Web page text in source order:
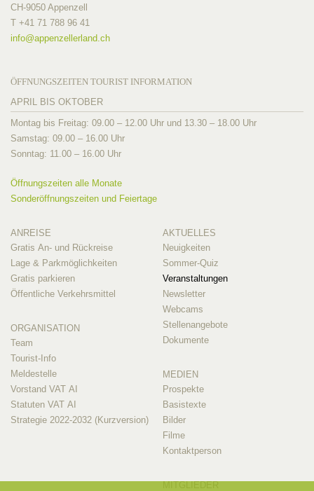
CH-9050 Appenzell
T +41 71 788 96 41
info@appenzellerland.ch
ÖFFNUNGSZEITEN TOURIST INFORMATION
APRIL BIS OKTOBER
Montag bis Freitag: 09.00 – 12.00 Uhr und 13.30 – 18.00 Uhr
Samstag: 09.00 – 16.00 Uhr
Sonntag: 11.00 – 16.00 Uhr
Öffnungszeiten alle Monate
Sonderöffnungszeiten und Feiertage
ANREISE
Gratis An- und Rückreise
Lage & Parkmöglichkeiten
Gratis parkieren
Öffentliche Verkehrsmittel
ORGANISATION
Team
Tourist-Info
Meldestelle
Vorstand VAT AI
Statuten VAT AI
Strategie 2022-2032 (Kurzversion)
AKTUELLES
Neuigkeiten
Sommer-Quiz
Veranstaltungen
Newsletter
Webcams
Stellenangebote
Dokumente
MEDIEN
Prospekte
Basistexte
Bilder
Filme
Kontaktperson